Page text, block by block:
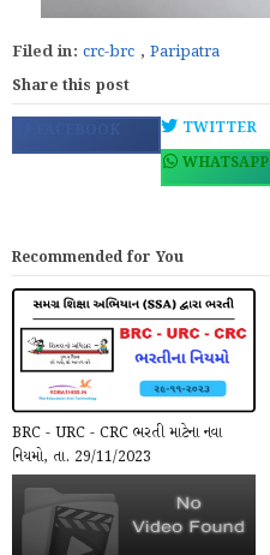
Filed in: crc-brc , Paripatra
Share this post
FACEBOOK TWITTER
WHATSAPP
Recommended for You
BRC - URC - CRC ભરતી માટેના નવા
નિયમો, તા. 29/11/2023